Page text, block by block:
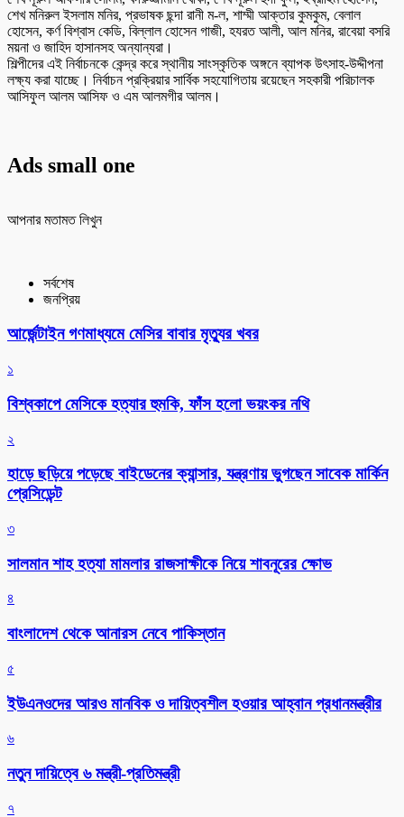
শেখ মনিরুল ইসলাম মনির, প্রভাষক ছন্দা রানী ম-ল, শাম্মী আক্তার কুমকুম, বেলাল
হোসেন, কর্ণ বিশ্বাস কেডি, বিল্লাল হোসেন গাজী, হযরত আলী, আল মনির, রাবেয়া বসরি
ময়না ও জাহিদ হাসানসহ অন্যান্যরা।
শিল্পীদের এই নির্বাচনকে কেন্দ্র করে স্থানীয় সাংস্কৃতিক অঙ্গনে ব্যাপক উৎসাহ-উদ্দীপনা
লক্ষ্য করা যাচ্ছে। নির্বাচন প্রক্রিয়ার সার্বিক সহযোগিতায় রয়েছেন সহকারী পরিচালক
আসিফুল আলম আসিফ ও এম আলমগীর আলম।
Ads small one
আপনার মতামত লিখুন
সর্বশেষ
জনপ্রিয়
আর্জেন্টাইন গণমাধ্যমে মেসির বাবার মৃত্যুর খবর
১
বিশ্বকাপে মেসিকে হত্যার হুমকি, ফাঁস হলো ভয়ংকর নথি
২
হাড়ে ছড়িয়ে পড়েছে বাইডেনের ক্যান্সার, যন্ত্রণায় ভুগছেন সাবেক মার্কিন
প্রেসিডেন্ট
৩
সালমান শাহ হত্যা মামলার রাজসাক্ষীকে নিয়ে শাবনূরের ক্ষোভ
৪
বাংলাদেশ থেকে আনারস নেবে পাকিস্তান
৫
ইউএনওদের আরও মানবিক ও দায়িত্বশীল হওয়ার আহ্বান প্রধানমন্ত্রীর
৬
নতুন দায়িত্বে ৬ মন্ত্রী-প্রতিমন্ত্রী
৭